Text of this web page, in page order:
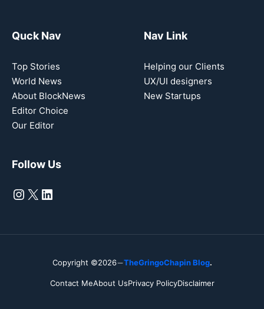
Quck Nav
Top Stories
World News
About BlockNews
Editor Choice
Our Editor
Nav Link
Helping our Clients
UX/UI designers
New Startups
Follow Us
Instagram
X LinkedIn
Copyright ©2026 TheGringoChapin Blog.
Contact MeAbout UsPrivacy PolicyDisclaimer